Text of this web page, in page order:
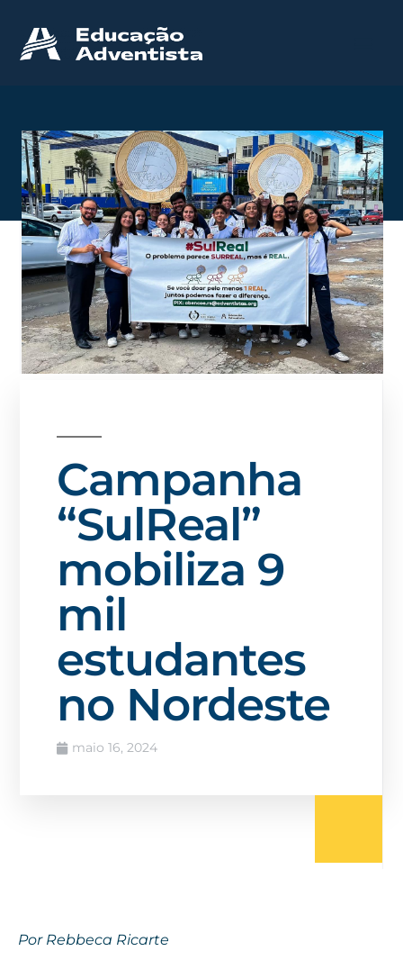
Campanha
“SulReal”
mobiliza 9
mil
estudantes
no Nordeste
maio 16, 2024
Por Rebbeca Ricarte